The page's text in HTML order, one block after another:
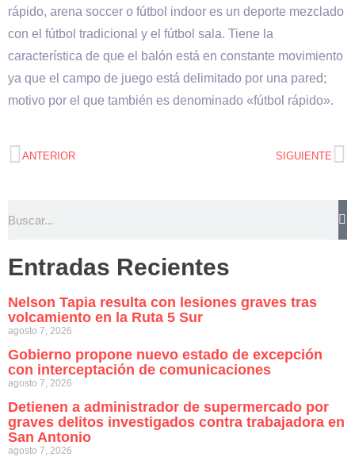
rápido, arena soccer o fútbol indoor es un deporte mezclado
con el fútbol tradicional y el fútbol sala. Tiene la
característica de que el balón está en constante movimiento
ya que el campo de juego está delimitado por una pared;
motivo por el que también es denominado «fútbol rápido».
ANTERIOR SIGUIENTE
Entradas Recientes
Nelson Tapia resulta con lesiones graves tras
volcamiento en la Ruta 5 Sur
agosto 7, 2026
Gobierno propone nuevo estado de excepción
con interceptación de comunicaciones
agosto 7, 2026
Detienen a administrador de supermercado por
graves delitos investigados contra trabajadora en
San Antonio
agosto 7, 2026